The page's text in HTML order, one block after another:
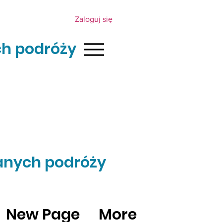
Zaloguj się
podróży
podróży
New Page More